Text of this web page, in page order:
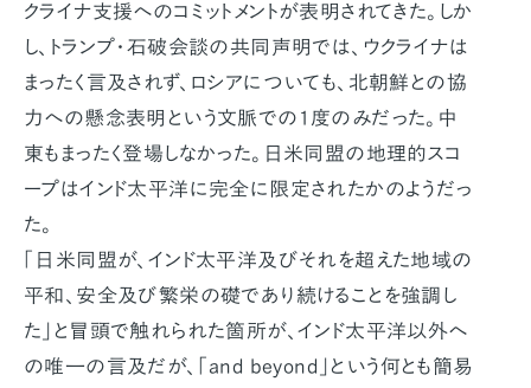
クライナ支援へのコミットメントが表明されてきた。しか
し、トランプ・石破会談の共同声明では、ウクライナは
まったく言及されず、ロシアについても、北朝鮮との協
力への懸念表明という文脈での1度のみだった。中
東もまったく登場しなかった。日米同盟の地理的スコ
ープはインド太平洋に完全に限定されたかのようだっ
た。
「日米同盟が、インド太平洋及びそれを超えた地域の
平和、安全及び繁栄の礎であり続けることを強調し
た」と冒頭で触れられた箇所が、インド太平洋以外へ
の唯一の言及だが、「and beyond」という何とも簡易